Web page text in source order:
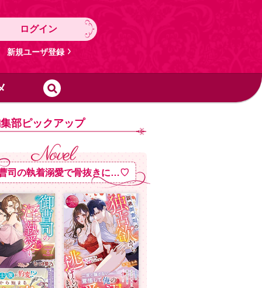
ログイン
新規ユーザ登録
部ピックアップ
司の執着溺愛で骨抜きに…♡